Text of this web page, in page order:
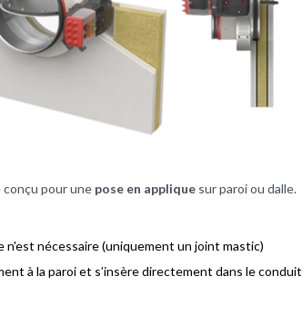
pour une pose en applique sur paroi ou dalle.
nécessaire (uniquement un joint mastic)
à la paroi et s’insère directement dans le conduit